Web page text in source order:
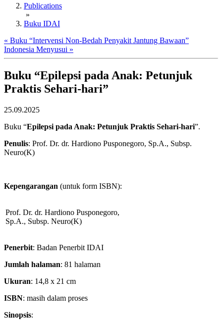
Publications
»
Buku IDAI
« Buku “Intervensi Non-Bedah Penyakit Jantung Bawaan”
Indonesia Menyusui »
Buku “Epilepsi pada Anak: Petunjuk
Praktis Sehari-hari”
25.09.2025
Buku “Epilepsi pada Anak: Petunjuk Praktis Sehari-hari”.
Penulis: Prof. Dr. dr. Hardiono Pusponegoro, Sp.A., Subsp.
Neuro(K)
Kepengarangan (untuk form ISBN):
Prof. Dr. dr. Hardiono Pusponegoro,
Sp.A., Subsp. Neuro(K)
Penerbit: Badan Penerbit IDAI
Jumlah halaman: 81 halaman
Ukuran: 14,8 x 21 cm
ISBN: masih dalam proses
Sinopsis: